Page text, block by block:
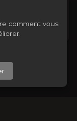
comment vous